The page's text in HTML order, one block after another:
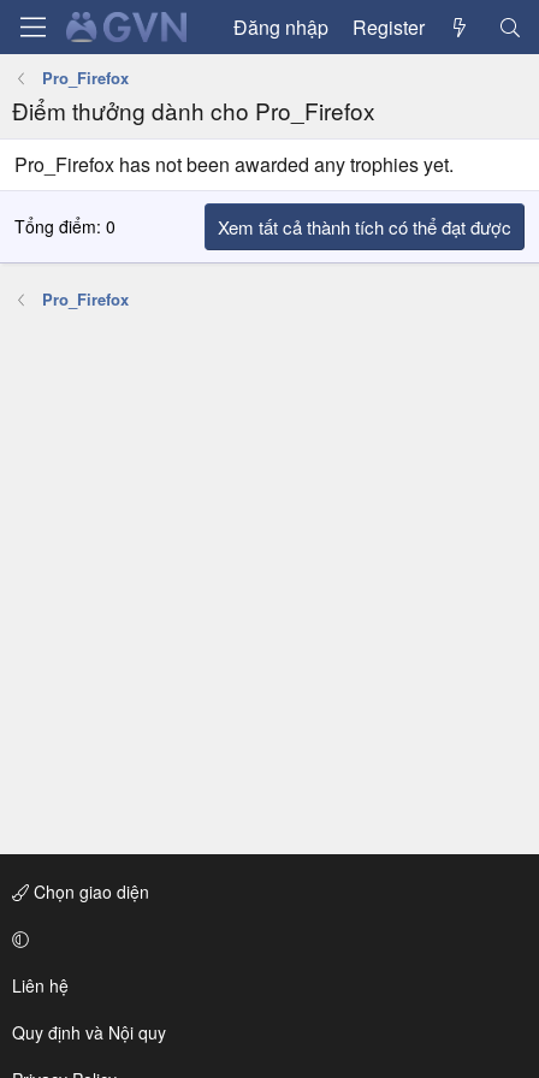
Đăng nhập Register
Pro_Firefox
Điểm thưởng dành cho Pro_Firefox
Pro_Firefox has not been awarded any trophies yet.
Tổng điểm: 0 Xem tất cả thành tích có thể đạt được
Pro_Firefox
Chọn giao diện
Liên hệ
Quy định và Nội quy